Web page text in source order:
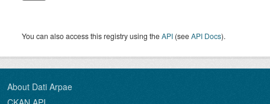
You can also access this registry using theAPI (seeAPI Docs).
About Dati Arpae